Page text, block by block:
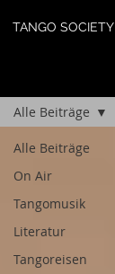
TANGO SOCIETY
Alle Beiträge
On Air
Tangomusik
Literatur
Tangoreisen
Alle Beiträge